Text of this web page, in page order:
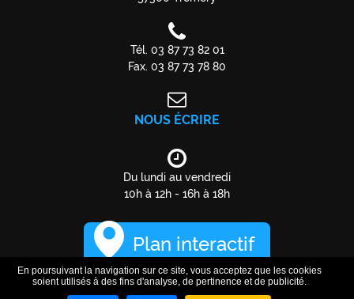
En poursuivant la navigation sur ce site, vous acceptez que les cookies
soient utilisés à des fins d'analyse, de pertinence et de publicité.
Tél. 03 87 73 82 01
Fax. 03 87 73 78 80
NOUS ÉCRIRE
Du lundi au vendredi
10h à 12h - 16h à 18h
Plan interactif